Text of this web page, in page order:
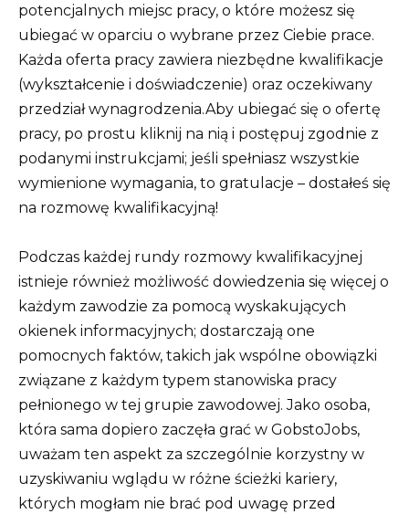
potencjalnych miejsc pracy, o które możesz się
ubiegać w oparciu o wybrane przez Ciebie prace.
Każda oferta pracy zawiera niezbędne kwalifikacje
(wykształcenie i doświadczenie) oraz oczekiwany
przedział wynagrodzenia.Aby ubiegać się o ofertę
pracy, po prostu kliknij na nią i postępuj zgodnie z
podanymi instrukcjami; jeśli spełniasz wszystkie
wymienione wymagania, to gratulacje – dostałeś się
na rozmowę kwalifikacyjną!
Podczas każdej rundy rozmowy kwalifikacyjnej
istnieje również możliwość dowiedzenia się więcej o
każdym zawodzie za pomocą wyskakujących
okienek informacyjnych; dostarczają one
pomocnych faktów, takich jak wspólne obowiązki
związane z każdym typem stanowiska pracy
pełnionego w tej grupie zawodowej. Jako osoba,
która sama dopiero zaczęła grać w GobstoJobs,
uważam ten aspekt za szczególnie korzystny w
uzyskiwaniu wglądu w różne ścieżki kariery,
których mogłam nie brać pod uwagę przed